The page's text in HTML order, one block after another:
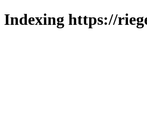
Indexing https://